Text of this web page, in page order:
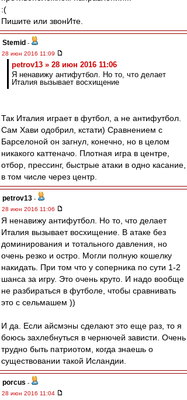
:(
Пишите или звонИте.
Stemid -
28 июн 2016 11:09
petrov13 » 28 июн 2016 11:06
Я ненавижу антифутбол. Но то, что делает
Италия вызывает восхищение
Так Италия играет в футбол, а не антифутбол.
Сам Хави одобрил, кстати) Сравнением с
Барселоной он загнул, конечно, но в целом
никакого каттеначо. Плотная игра в центре,
отбор, прессинг, быстрые атаки в одно касание,
в том числе через центр.
petrov13 -
28 июн 2016 11:06
Я ненавижу антифутбол. Но то, что делает
Италия вызывает восхищение. В атаке без
доминирования и тотального давления, но
очень резко и остро. Могли полную кошелку
накидать. При том что у соперника по сути 1-2
шанса за игру. Это очень круто. И надо вообще
не разбираться в футболе, чтобы сравнивать
это с сельмашем ))
И да. Если айсмэны сделают это еще раз, то я
боюсь захлебнуться в чернючей зависти. Очень
трудно быть патриотом, когда знаешь о
существовании такой Исландии.
porcus -
28 июн 2016 11:04